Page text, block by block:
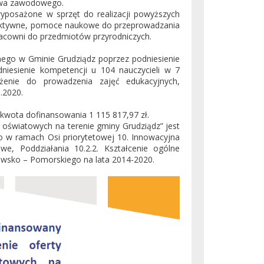
image
zawodowego.
w sprzęt do realizacji powyższych
pomoce naukowe do przeprowadzania
do przedmiotów przyrodniczych.
w Gminie Grudziądz poprzez podniesienie
kompetencji u 104 nauczycieli w 7
do prowadzenia zajęć edukacyjnych,
dofinansowania 1 115 817,97 zł.
na terenie gminy Grudziądz” jest
w ramach Osi priorytetowej 10. Innowacyjna
Poddziałania 10.2.2. Kształcenie ogólne
– Pomorskiego na lata 2014-2020.